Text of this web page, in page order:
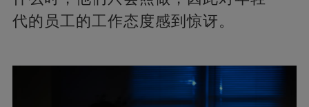
代的员工的工作态度感到惊讶。